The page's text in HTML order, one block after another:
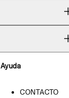
Ayuda
CONTACTO